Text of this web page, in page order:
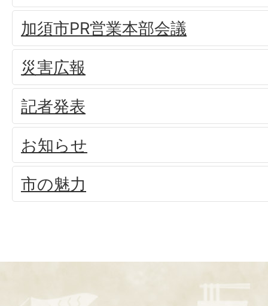
加須市PR営業本部会議
災害広報
記者発表
お知らせ
市の魅力